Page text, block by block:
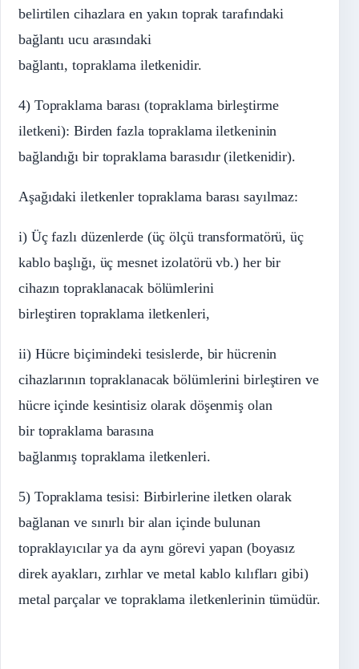
belirtilen cihazlara en yakın toprak tarafındaki
bağlantı ucu arasındaki
bağlantı, topraklama iletkenidir.
4) Topraklama barası (topraklama birleştirme
iletkeni): Birden fazla topraklama iletkeninin
bağlandığı bir topraklama barasıdır (iletkenidir).
Aşağıdaki iletkenler topraklama barası sayılmaz:
i) Üç fazlı düzenlerde (üç ölçü transformatörü, üç
kablo başlığı, üç mesnet izolatörü vb.) her bir
cihazın topraklanacak bölümlerini
birleştiren topraklama iletkenleri,
ii) Hücre biçimindeki tesislerde, bir hücrenin
cihazlarının topraklanacak bölümlerini birleştiren ve
hücre içinde kesintisiz olarak döşenmiş olan
bir topraklama barasına
bağlanmış topraklama iletkenleri.
5) Topraklama tesisi: Birbirlerine iletken olarak
bağlanan ve sınırlı bir alan içinde bulunan
topraklayıcılar ya da aynı görevi yapan (boyasız
direk ayakları, zırhlar ve metal kablo kılıfları gibi)
metal parçalar ve topraklama iletkenlerinin tümüdür.